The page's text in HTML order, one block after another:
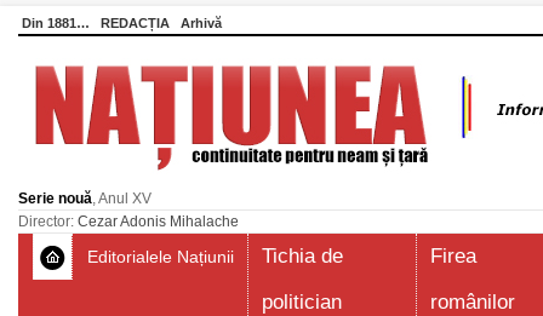
Din 1881… REDACȚIA Arhivă
Serie nouă, Anul XV
Director: Cezar Adonis Mihalache
Editorialele Națiunii
Tichia de
politician
Firea
românilor